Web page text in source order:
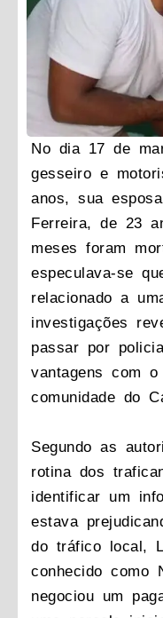
No dia 17 de
gesseiro e
anos, sua
Ferreira, de 23
meses foram
especulava-se
relacionado a
investigações
passar por
vantagens com
comunidade do
Segundo as
rotina dos
identificar um
estava
do tráfico local,
conhecido como
negociou um